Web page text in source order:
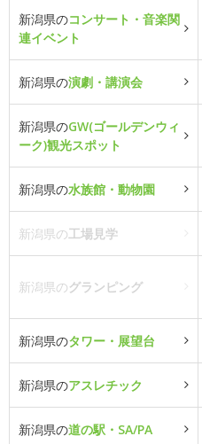
新潟県のコンサート・音楽関
連イベント
新潟県の演劇・講演会
新潟県のGW(ゴールデンウィ
ーク)観光スポット
新潟県の水族館・動物園
新潟県の工場見学
新潟県のグランピング
新潟県のタワー・展望台
新潟県のアスレチック
新潟県の道の駅・SA/PA